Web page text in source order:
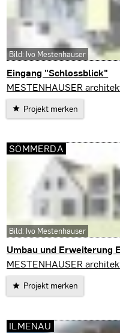
Eingang "Schlossblick"
Sömmerda
MESTENHAUSER
Projekt merken
Bild: Ivo Mestenhauser
Umbau und Erweiterung
Sömmerda
MESTENHAUSER
Projekt merken
SÖMMERDA
Bild: Ivo Mestenhauser
ILMENAU